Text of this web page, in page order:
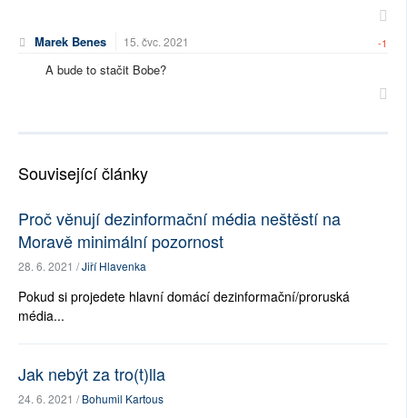
Marek Benes 15. čvc. 2021 -1
A bude to stačit Bobe?
Související články
Proč věnují dezinformační média neštěstí na
Moravě minimální pozornost
28. 6. 2021 /Jiří Hlavenka
Pokud si projedete hlavní domácí dezinformační/proruská
média...
Jak nebýt za tro(t)lla
24. 6. 2021 /Bohumil Kartous